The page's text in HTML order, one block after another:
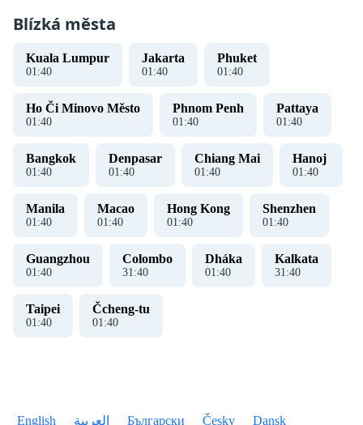
Blízká města
Kuala Lumpur
01:40
Jakarta
01:40
Phuket
01:40
Ho Či Minovo Město
01:40
Phnom Penh
01:40
Pattaya
01:40
Bangkok
01:40
Denpasar
01:40
Chiang Mai
01:40
Hanoj ​​
01:40
Manila
01:40
Macao
01:40
Hong Kong
01:40
Shenzhen
01:40
Guangzhou
01:40
Colombo
31:40
Dháka
01:40
Kalkata
31:40
Taipei
01:40
Čcheng-tu
01:40
English العربية Български Česky Dansk